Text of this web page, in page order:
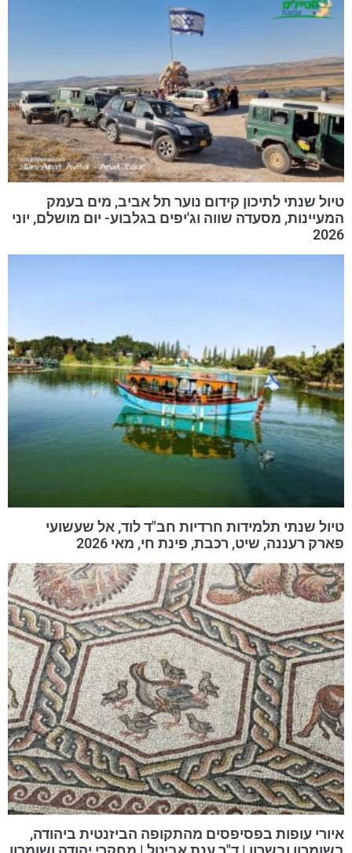
טיול שנתי לתיכון קידום נוער תל אביב, מים בעמק
המעיינות, מסעדה שווה וג'יפים בגלבוע- יום מושלם, יוני
2026
טיול שנתי תלמידות חרדיות חב"ד לוד, אל שעשועי
פארק רעננה, שיט, רכבת, פינת חי, מאי 2026
איורי עופות בפסיפסים מהתקופה הביזנטית ביהודה,